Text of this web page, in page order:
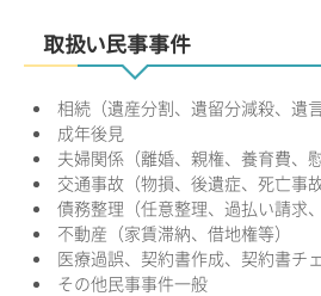
取扱い民事事件
相続（遺産分割、遺留分減殺、遺言
成年後見
夫婦関係（離婚、親権、養育費、
交通事故（物損、後遺症、死亡事故
債務整理（任意整理、過払い請求
不動産（家賃滞納、借地権等）
医療過誤、契約書作成、契約書チ
その他民事事件一般